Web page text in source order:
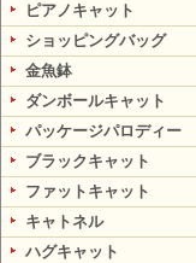
ピアノキャット
ショッピングバッグ
金魚鉢
ダンボールキャット
パッケージパロディー
ブラックキャット
ファットキャット
キャトネル
ハグキャット